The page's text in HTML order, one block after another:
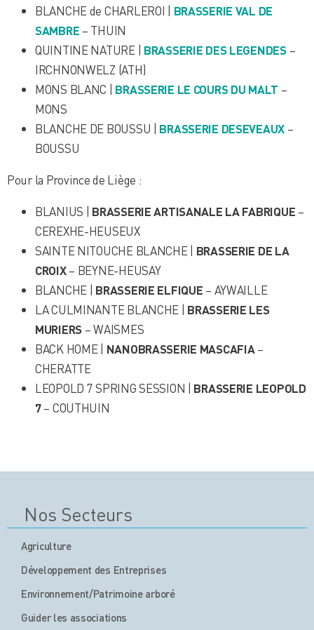
BLANCHE de CHARLEROI | BRASSERIE VAL DE
SAMBRE – THUIN
QUINTINE NATURE | BRASSERIE DES LEGENDES–
IRCHNONWELZ (ATH)
MONS BLANC | BRASSERIE LE COURS DU MALT –
MONS
BLANCHE DE BOUSSU | BRASSERIE DESEVEAUX –
BOUSSU
Pour la Province de Liège :
BLANIUS | BRASSERIE ARTISANALE LA FABRIQUE –
CEREXHE-HEUSEUX
SAINTE NITOUCHE BLANCHE | BRASSERIE DE LA
CROIX– BEYNE-HEUSAY
BLANCHE | BRASSERIE ELFIQUE – AYWAILLE
LA CULMINANTE BLANCHE | BRASSERIE LES
MURIERS – WAISMES
BACK HOME | NANOBRASSERIE MASCAFIA–
CHERATTE
LEOPOLD 7 SPRING SESSION | BRASSERIE LEOPOLD
7– COUTHUIN
Nos Secteurs
Agriculture
Développement des Entreprises
Environnement/Patrimoine arboré
Guider les associations